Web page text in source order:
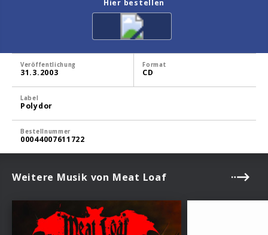
Hier bestellen
Veröffentlichung
31.3.2003
Format
CD
Label
Polydor
Bestellnummer
00044007611722
Weitere Musik von Meat Loaf